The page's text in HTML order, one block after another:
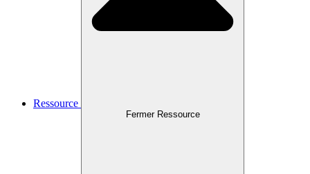
Ressource
Fermer Ressource